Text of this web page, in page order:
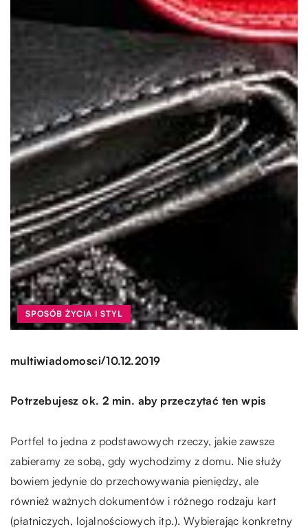
SPOSÓB ŻYCIA I STYL
multiwiadomosci/10.12.2019
Potrzebujesz ok. 2 min. aby przeczytać ten wpis
Portfel to jedna z podstawowych rzeczy, jakie zawsze
zabieramy ze sobą, gdy wychodzimy z domu. Nie służy
bowiem jedynie do przechowywania pieniędzy, ale
również ważnych dokumentów i różnego rodzaju kart
(płatniczych, lojalnościowych itp.). Wybierając konkretny